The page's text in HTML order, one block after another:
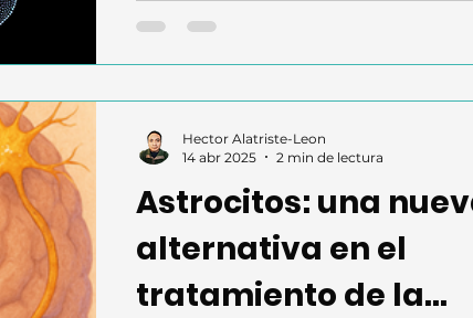
del cerebro, y podria estar en lo
Astrocitos: una
alternativa en el
tratamiento de la
Hector Alatriste-Leon
14 abr 2025
2 min de lectura